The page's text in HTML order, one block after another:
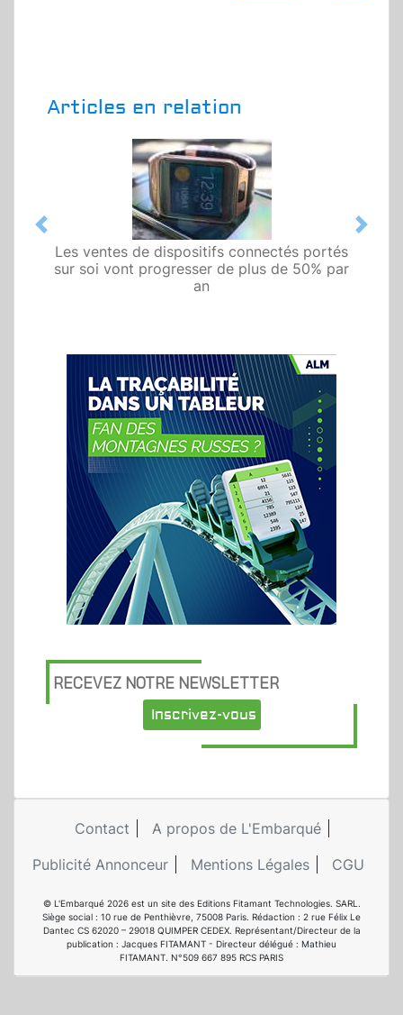
Articles en relation
Les ventes de dispositifs connectés portés
sur soi vont progresser de plus de 50% par
an
Previous Next
RECEVEZ NOTRE NEWSLETTER
Inscrivez-vous
Contact
A propos de L'Embarqué
Publicité Annonceur
Mentions Légales CGU
© L'Embarqué 2026 est un site des Editions Fitamant Technologies. SARL.
Siège social : 10 rue de Penthièvre, 75008 Paris. Rédaction : 2 rue Félix Le
Dantec CS 62020 – 29018 QUIMPER CEDEX. Représentant/Directeur de la
publication : Jacques FITAMANT - Directeur délégué : Mathieu
FITAMANT. N°509 667 895 RCS PARIS